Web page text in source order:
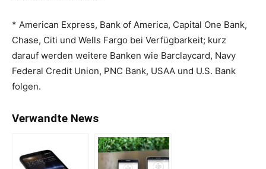
* American Express, Bank of America, Capital One Bank,
Chase, Citi und Wells Fargo bei Verfügbarkeit; kurz
darauf werden weitere Banken wie Barclaycard, Navy
Federal Credit Union, PNC Bank, USAA und U.S. Bank
folgen.
Verwandte News